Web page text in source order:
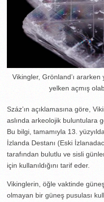
Vikingler, Grönland’ı ararken
yelken açmış
Száz’ın açıklamasına göre,
aslında arkeolojik buluntulara
Bu bilgi, tamamıyla 13.
İzlanda Destanı (Eski
tarafından bulutlu ve sisli
için kullanıldığını tarif eder.
Vikinglerin, öğle vaktinde
olmayan bir güneş pusulası